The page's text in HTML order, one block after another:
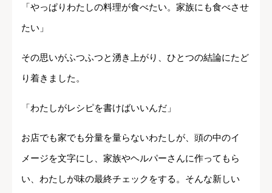
「やっぱりわたしの料理が食べたい。家族にも食べさせ
たい」
その思いがふつふつと湧き上がり、ひとつの結論にたど
り着きました。
「わたしがレシピを書けばいいんだ」
お店でも家でも分量を量らないわたしが、頭の中のイ
メージを文字にし、家族やヘルパーさんに作ってもら
い、わたしが味の最終チェックをする。そんな新しい